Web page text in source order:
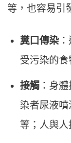
等，也容易引
糞口傳染
受污染的食
接觸 ：身
染者尿液
等；人與人